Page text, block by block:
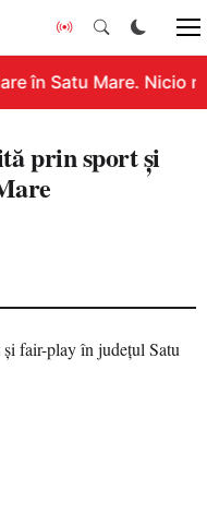
în Satu Mare. Nicio
prin sport și